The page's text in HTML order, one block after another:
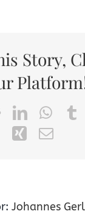
Story,
RedditLinkedIn
XingEmail
Johannes